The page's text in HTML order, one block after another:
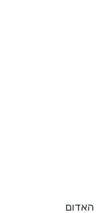
האדום